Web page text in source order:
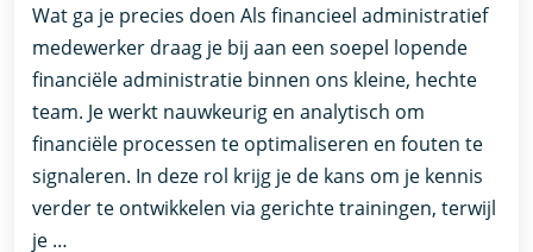
Wat ga je precies doen Als financieel administratief
medewerker draag je bij aan een soepel lopende
financiële administratie binnen ons kleine, hechte
team. Je werkt nauwkeurig en analytisch om
financiële processen te optimaliseren en fouten te
signaleren. In deze rol krijg je de kans om je kennis
verder te ontwikkelen via gerichte trainingen, terwijl
je …